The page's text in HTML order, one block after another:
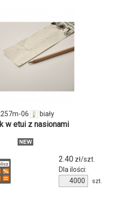
ilości
produktu
06 biały
w etui z nasionami
2.40zł/szt.
Dla ilości:
Ilość
produktu
szt.